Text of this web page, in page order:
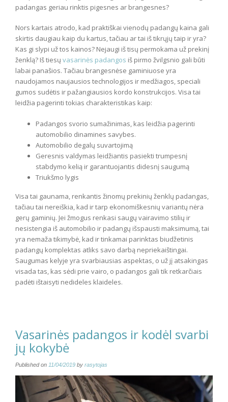
padangas geriau rinktis pigesnes ar brangesnes?
Nors kartais atrodo, kad praktiškai vienodų padangų kaina gali
skirtis daugiau kaip du kartus, tačiau ar tai iš tikrųjų taip ir yra?
Kas gi slypi už tos kainos? Nejaugi iš tisų permokama už prekinį
ženklą? Iš tiesų vasarinės padangos iš pirmo žvilgsnio gali būti
labai panašios. Tačiau brangesnėse gaminiuose yra
naudojamos naujausios technologijos ir medžiagos, speciali
gumos sudėtis ir pažangiausios kordo konstrukcijos. Visa tai
leidžia pagerinti tokias charakteristikas kaip:
Padangos svorio sumažinimas, kas leidžia pagerinti
automobilio dinamines savybes.
Automobilio degalų suvartojimą
Geresnis valdymas leidžiantis pasiekti trumpesnį
stabdymo kelią ir garantuojantis didesnį saugumą
Triukšmo lygis
Visa tai gaunama, renkantis žinomų prekinių ženklų padangas,
tačiau tai nereiškia, kad ir tarp ekonomiškesnių variantų nėra
gerų gaminių. Jei žmogus renkasi saugų vairavimo stilių ir
nesistengia iš automobilio ir padangų išspausti maksimumą, tai
yra nemaža tikimybė, kad ir tinkamai parinktas biudžetinis
padangų komplektas atliks savo darbą nepriekaištingai.
Saugumas kelyje yra svarbiausias aspektas, o už jį atsakingas
visada tas, kas sėdi prie vairo, o padangos gali tik retkarčiais
padėti ištaisyti nedideles klaideles.
Vasarinės padangos ir kodėl svarbi
jų kokybė
Published on 11/04/2019 by rasytojas